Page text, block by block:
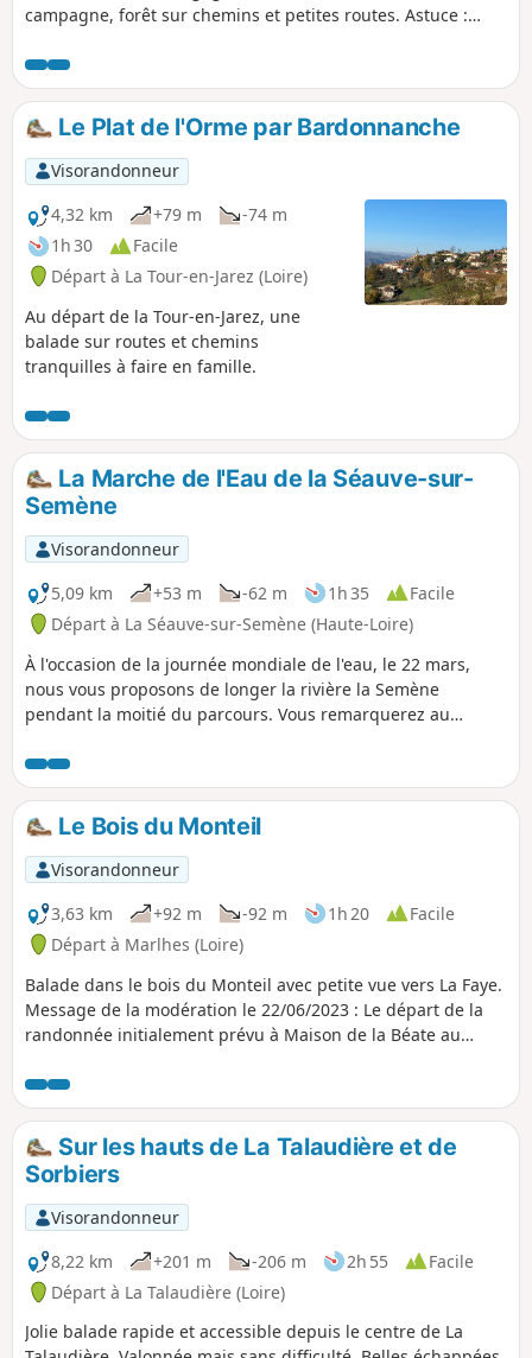
campagne, forêt sur chemins et petites routes. Astuce :
certains panoramas sont parfois plus beaux derrière que
devant !
Le Plat de l'Orme par Bardonnanche
Visorandonneur
4,32 km
+79 m
-74 m
1h 30
Facile
Départ à La Tour-en-Jarez (Loire)
Au départ de la Tour-en-Jarez, une
balade sur routes et chemins
tranquilles à faire en famille.
La Marche de l'Eau de la Séauve-sur-
Semène
Visorandonneur
5,09 km
+53 m -62 m 1h 35
Facile
Départ à La Séauve-sur-Semène (Haute-Loire)
À l'occasion de la journée mondiale de l'eau, le 22 mars,
nous vous proposons de longer la rivière la Semène
pendant la moitié du parcours. Vous remarquerez au
remonter le courant pour se reproduire sur leur lieu de
naissance. À Mathevard, sur les vestiges d'une usine de
tissage, vous pourrez aussi observer un cadran solaire
napoléonien avec sa graduation décimale (rare).
Le Bois du Monteil
Visorandonneur
3,63 km
+92 m -92 m 1h 20
Facile
Départ à Marlhes (Loire)
Balade dans le bois du Monteil avec petite vue vers La Faye.
Message de la modération le 22/06/2023 : Le départ de la
randonnée initialement prévu à Maison de la Béate au
démarrer à l'Allier.
Sur les hauts de La Talaudière et de
Sorbiers
Visorandonneur
8,22 km
+201 m -206 m 2h 55
Facile
Départ à La Talaudière (Loire)
Jolie balade rapide et accessible depuis le centre de La